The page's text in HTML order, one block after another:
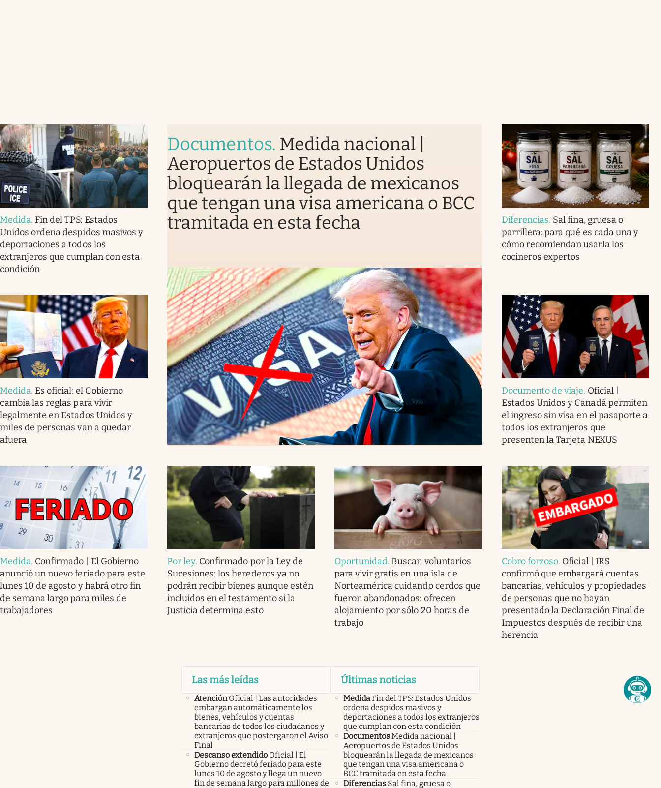
Medida. Fin del TPS: Estados
Unidos ordena despidos masivos y
deportaciones a todos los
extranjeros que cumplan con esta
condición
Documentos. Medida nacional |
Aeropuertos de Estados Unidos
bloquearán la llegada de mexicanos
que tengan una visa americana o BCC
tramitada en esta fecha
Diferencias. Sal fina, gruesa o
parrillera: para qué es cada una y
cómo recomiendan usarla los
cocineros expertos
Medida. Es oficial: el Gobierno
cambia las reglas para vivir
legalmente en Estados Unidos y
miles de personas van a quedar
afuera
Documento de viaje. Oficial |
Estados Unidos y Canadá permiten
el ingreso sin visa en el pasaporte a
todos los extranjeros que
presenten la Tarjeta NEXUS
Medida. Confirmado | El Gobierno
anunció un nuevo feriado para este
lunes 10 de agosto y habrá otro fin
de semana largo para miles de
trabajadores
Por ley. Confirmado por la Ley de
Sucesiones: los herederos ya no
podrán recibir bienes aunque estén
incluidos en el testamento si la
Justicia determina esto
Oportunidad. Buscan voluntarios
para vivir gratis en una isla de
Norteamérica cuidando cerdos que
fueron abandonados: ofrecen
alojamiento por sólo 20 horas de
trabajo
Cobro forzoso. Oficial | IRS
confirmó que embargará cuentas
bancarias, vehículos y propiedades
de personas que no hayan
presentado la Declaración Final de
Impuestos después de recibir una
herencia
Las más leídas
Atención Oficial | Las autoridades
embargan automáticamente los
bienes, vehículos y cuentas
bancarias de todos los ciudadanos y
extranjeros que postergaron el Aviso
Final
Descanso extendido Oficial | El
Gobierno decretó feriado para este
lunes 10 de agosto y llega un nuevo
fin de semana largo para millones de
Últimas noticias
MedidaFin del TPS: Estados Unidos
ordena despidos masivos y
deportaciones a todos los extranjeros
que cumplan con esta condición
DocumentosMedida nacional |
Aeropuertos de Estados Unidos
bloquearán la llegada de mexicanos
que tengan una visa americana o
BCC tramitada en esta fecha
Diferencias Sal fina, gruesa o